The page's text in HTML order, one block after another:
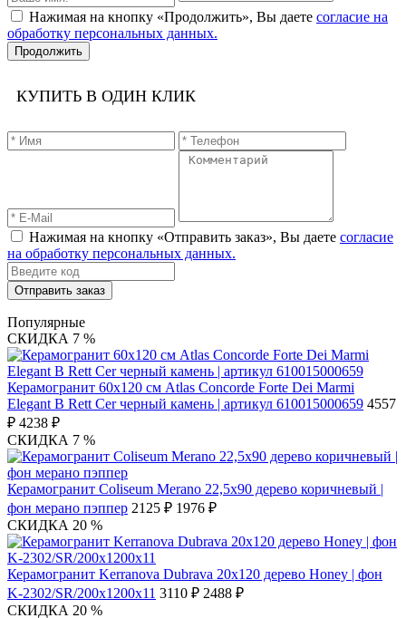
Нажимая на кнопку «Продолжить», Вы даете согласие на
обработку персональных данных.
Продолжить
КУПИТЬ В ОДИН КЛИК
Нажимая на кнопку «Отправить заказ», Вы даете согласие
на обработку персональных данных.
Отправить заказ
Популярные
СКИДКА 7 %
Керамогранит 60x120 см Atlas Concorde Forte Dei Marmi
Elegant B Rett Cer черный камень | артикул 610015000659 4557
₽ 4238 ₽
СКИДКА 7 %
Керамогранит Coliseum Merano 22,5х90 дерево коричневый |
фон мерано пэппер 2125 ₽ 1976 ₽
СКИДКА 20 %
Керамогранит Kerranova Dubrava 20х120 дерево Honey | фон
K-2302/SR/200x1200x11 3110 ₽ 2488 ₽
СКИДКА 20 %